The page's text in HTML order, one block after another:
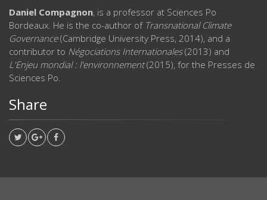
Daniel Compagnon, is a professor at Sciences Po
Bordeaux. He is the co-author of Transnational Climate
Governance(Cambridge University Press, 2014), and a
contributor to Négociations Internationales(2013) and
L'Enjeu mondial : l'environnement(2015), for the Presses de
Sciences Po.
Share